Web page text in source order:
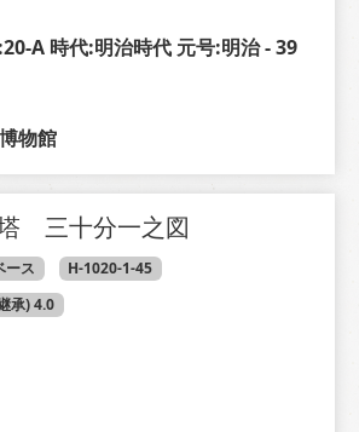
A 時代:明治時代 元号:明治 - 39
物館
三十分一之図
ース
H-1020-1-45
承) 4.0